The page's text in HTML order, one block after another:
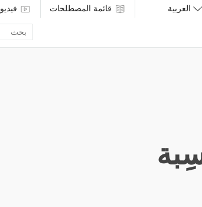
قائمة المصطلحات فيديو
search
term